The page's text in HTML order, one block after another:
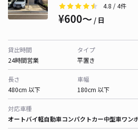
4.8 / 4件
¥600〜 / 日
貸出時間
24時間営業
タイプ
平置き
長さ
480cm 以下
車幅
180cm 以下
対応車種
オートバイ軽自動車コンパクトカー中型車ワン